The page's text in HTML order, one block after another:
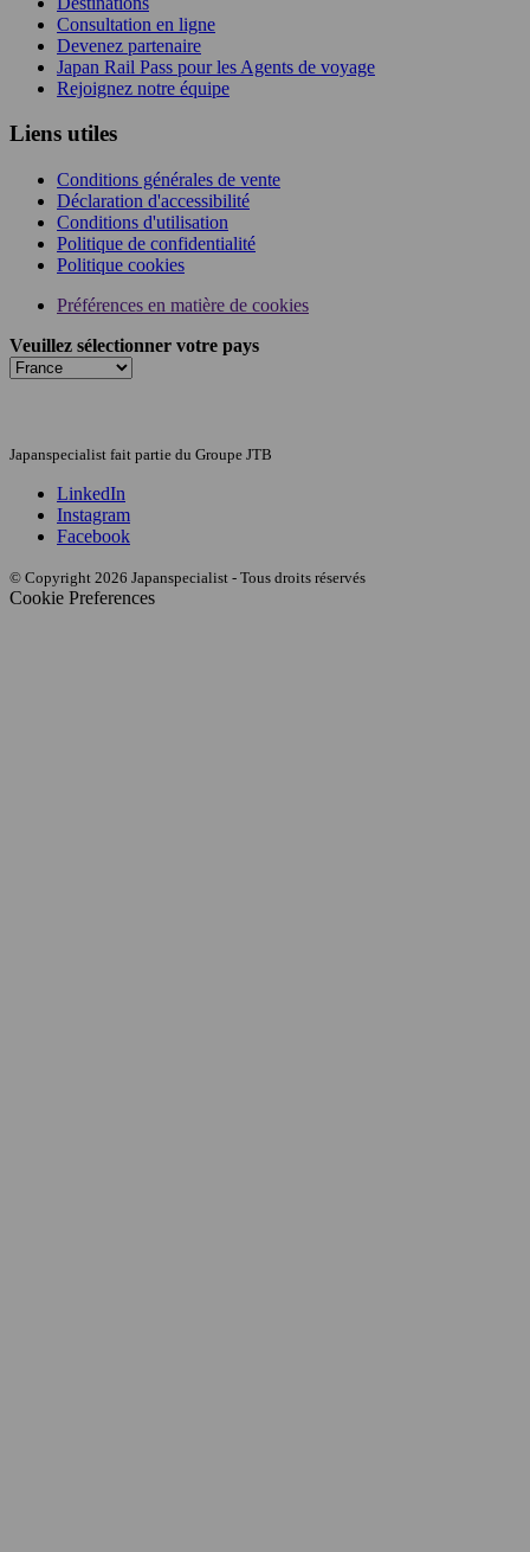
Consultation en ligne
Devenez partenaire
Japan Rail Pass pour les Agents de voyage
Rejoignez notre équipe
Liens utiles
Conditions générales de vente
Déclaration d'accessibilité
Conditions d'utilisation
Politique de confidentialité
Politique cookies
Préférences en matière de cookies
Veuillez sélectionner votre pays
Japanspecialist fait partie du Groupe JTB
LinkedIn
Instagram
Facebook
© Copyright 2026 Japanspecialist - Tous droits réservés
Cookie Preferences